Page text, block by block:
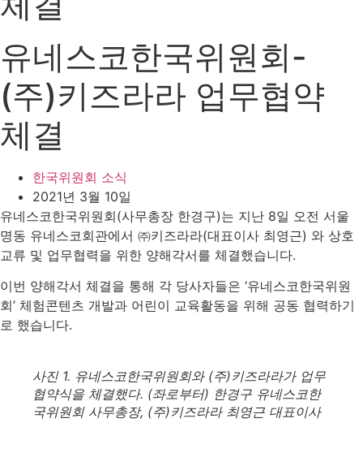
유네스코한국위원회-
(주)키즈라라 업무협약
체결
한국위원회 소식
2021년 3월 10일
유네스코한국위원회(사무총장 한경구)는 지난 8일 오전 서울
명동 유네스코회관에서 ㈜키즈라라(대표이사 최영근) 와 상호
교류 및 업무협력을 위한 양해각서를 체결했습니다.
이번 양해각서 체결을 통해 각 당사자들은 ‘유네스코한국위원
회’ 체험콘텐츠 개발과 어린이 교육활동을 위해 공동 협력하기
로 했습니다.
사진 1. 유네스코한국위원회와 (주)키즈라라가 업무
협약식을 체결했다. (좌로부터) 한경구 유네스코한
국위원회 사무총장, (주)키즈라라 최영근 대표이사